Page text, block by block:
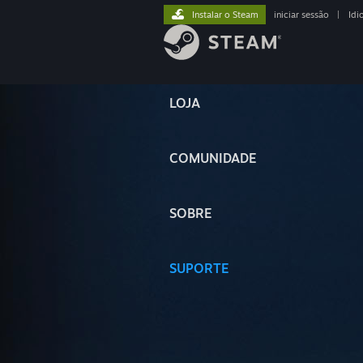
LOJA
COMUNIDADE
SOBRE
SUPORTE
Instalar o Steam iniciar sessão